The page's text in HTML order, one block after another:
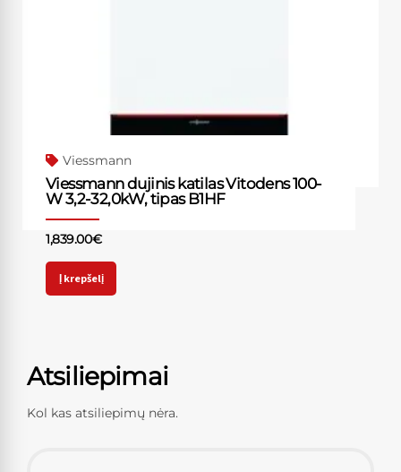
Viessmann
Viessmann dujinis katilas Vitodens 100-
W 3,2-32,0kW, tipas B1HF
1,839.00€
Į krepšelį
Atsiliepimai
Kol kas atsiliepimų nėra.